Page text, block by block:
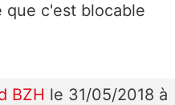
que c'est blocable
BZH le 31/05/2018 à